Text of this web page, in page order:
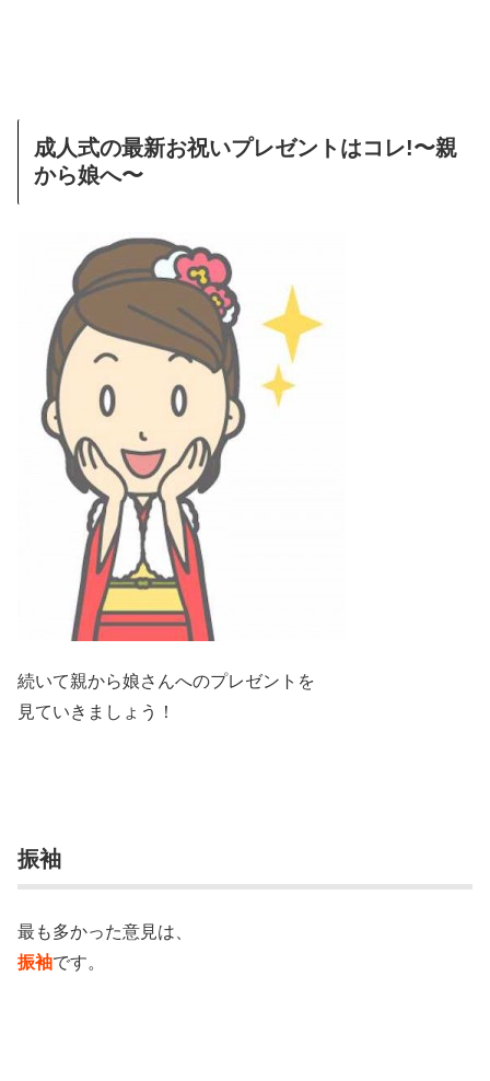
成人式の最新お祝いプレゼントはコレ!〜親
から娘へ〜
続いて親から娘さんへのプレゼントを
見ていきましょう！
振袖
最も多かった意見は、
振袖です。